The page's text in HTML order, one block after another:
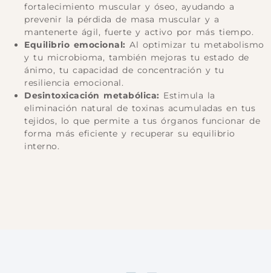
fortalecimiento muscular y óseo, ayudando a
prevenir la pérdida de masa muscular y a
mantenerte ágil, fuerte y activo por más tiempo.
Equilibrio emocional: Al optimizar tu metabolismo
y tu microbioma, también mejoras tu estado de
ánimo, tu capacidad de concentración y tu
resiliencia emocional.
Desintoxicación metabólica: Estimula la
eliminación natural de toxinas acumuladas en tus
tejidos, lo que permite a tus órganos funcionar de
forma más eficiente y recuperar su equilibrio
interno.